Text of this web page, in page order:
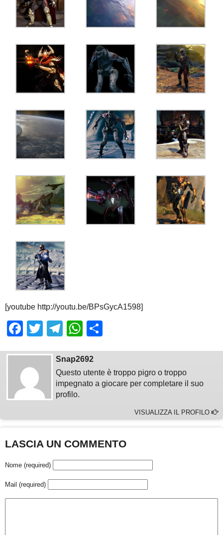
[youtube http://youtu.be/BPsGycA1598]
Facebook
TwitterTelegram
WhatsApp
Snap2692
Questo utente è troppo pigro o troppo
impegnato a giocare per completare il suo
profilo.
VISUALIZZA IL PROFILO
LASCIA UN COMMENTO
Nome (required)
Mail (required)